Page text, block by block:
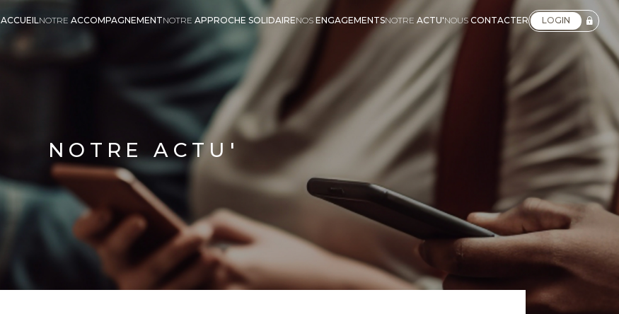
ACCUEILNOTRE ACCOMPAGNEMENTNOTRE APPROCHE SOLIDAIRENOS ENGAGEMENTSNOTRE ACTU'NOUSCONTACTER LOGIN
NOTRE ACTU'